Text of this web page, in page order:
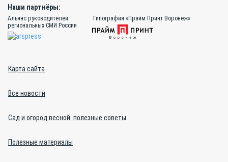
Наши партнёры:
Альянс руководителей
региональных СМИ России
Типография «Прайм Принт Воронеж»
Карта сайта
Все новости
Сад и огород весной: полезные советы
Полезные материалы